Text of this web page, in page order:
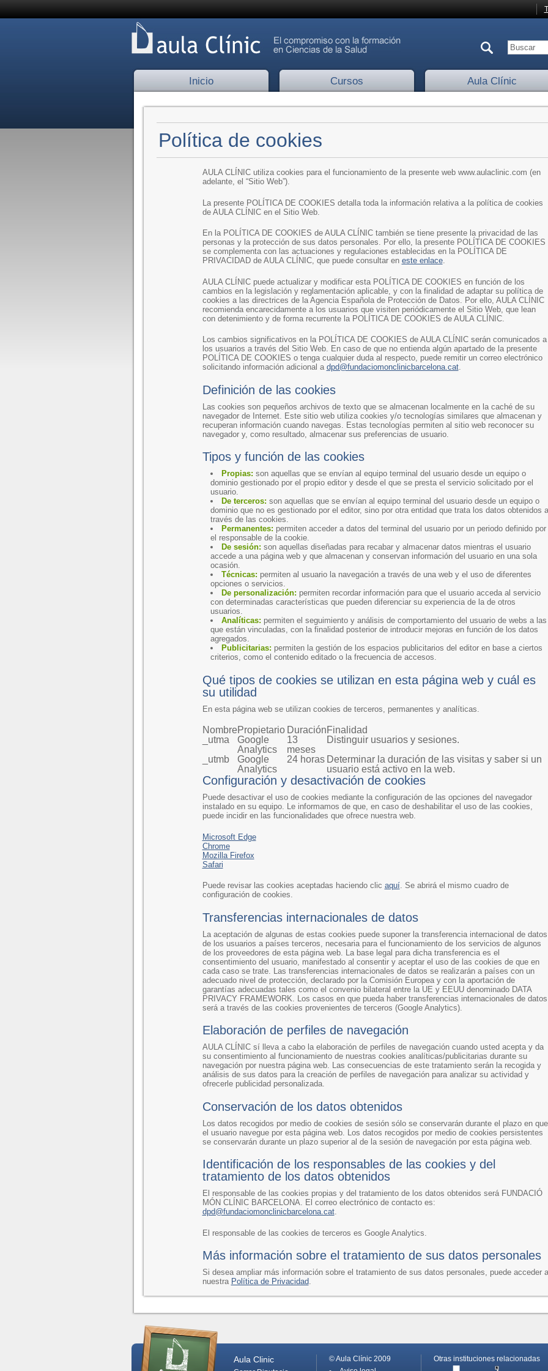
Inicio Cursos Aula Clínic
Política de cookies
AULA CLÍNIC utiliza cookies para el funcionamiento de la presente web www.aulaclinic.com (en
adelante, el “Sitio Web”).
La presente POLÍTICA DE COOKIES detalla toda la información relativa a la política de cookies
de AULA CLÍNIC en el Sitio Web.
En la POLÍTICA DE COOKIES de AULA CLÍNIC también se tiene presente la privacidad de las
personas y la protección de sus datos personales. Por ello, la presente POLÍTICA DE COOKIES
se complementa con las actuaciones y regulaciones establecidas en la POLÍTICA DE
PRIVACIDAD de AULA CLÍNIC, que puede consultar en este enlace.
AULA CLÍNIC puede actualizar y modificar esta POLÍTICA DE COOKIES en función de los
cambios en la legislación y reglamentación aplicable, y con la finalidad de adaptar su política de
cookies a las directrices de la Agencia Española de Protección de Datos. Por ello, AULA CLÍNIC
recomienda encarecidamente a los usuarios que visiten periódicamente el Sitio Web, que lean
con detenimiento y de forma recurrente la POLÍTICA DE COOKIES de AULA CLÍNIC.
Los cambios significativos en la POLÍTICA DE COOKIES de AULA CLÍNIC serán comunicados a
los usuarios a través del Sitio Web. En caso de que no entienda algún apartado de la presente
POLÍTICA DE COOKIES o tenga cualquier duda al respecto, puede remitir un correo electrónico
solicitando información adicional a dpd@fundaciomonclinicbarcelona.cat.
Definición de las cookies
Las cookies son pequeños archivos de texto que se almacenan localmente en la caché de su
navegador de Internet. Este sitio web utiliza cookies y/o tecnologías similares que almacenan y
recuperan información cuando navegas. Estas tecnologías permiten al sitio web reconocer su
navegador y, como resultado, almacenar sus preferencias de usuario.
Tipos y función de las cookies
Propias: son aquellas que se envían al equipo terminal del usuario desde un equipo o
dominio gestionado por el propio editor y desde el que se presta el servicio solicitado por el
usuario.
De terceros: son aquellas que se envían al equipo terminal del usuario desde un equipo o
dominio que no es gestionado por el editor, sino por otra entidad que trata los datos obtenidos a
través de las cookies.
Permanentes: permiten acceder a datos del terminal del usuario por un periodo definido por
el responsable de la cookie.
De sesión: son aquellas diseñadas para recabar y almacenar datos mientras el usuario
accede a una página web y que almacenan y conservan información del usuario en una sola
ocasión.
Técnicas: permiten al usuario la navegación a través de una web y el uso de diferentes
opciones o servicios.
De personalización: permiten recordar información para que el usuario acceda al servicio
con determinadas características que pueden diferenciar su experiencia de la de otros
usuarios.
Analíticas: permiten el seguimiento y análisis de comportamiento del usuario de webs a las
que están vinculadas, con la finalidad posterior de introducir mejoras en función de los datos
agregados.
Publicitarias: permiten la gestión de los espacios publicitarios del editor en base a ciertos
criterios, como el contenido editado o la frecuencia de accesos.
Qué tipos de cookies se utilizan en esta página web y cuál es
su utilidad
En esta página web se utilizan cookies de terceros, permanentes y analíticas.
NombrePropietario DuraciónFinalidad
_utma
Google
Analytics
13
meses
Distinguir usuarios y sesiones.
_utmb
Google
Analytics
24 horas Determinar la duración de las visitas y saber si un
usuario está activo en la web.
Configuración y desactivación de cookies
Puede desactivar el uso de cookies mediante la configuración de las opciones del navegador
instalado en su equipo. Le informamos de que, en caso de deshabilitar el uso de las cookies,
puede incidir en las funcionalidades que ofrece nuestra web.
Microsoft Edge
Chrome
Mozilla Firefox
Safari
Puede revisar las cookies aceptadas haciendo clic aquí. Se abrirá el mismo cuadro de
configuración de cookies.
Transferencias internacionales de datos
La aceptación de algunas de estas cookies puede suponer la transferencia internacional de datos
de los usuarios a países terceros, necesaria para el funcionamiento de los servicios de algunos
de los proveedores de esta página web. La base legal para dicha transferencia es el
consentimiento del usuario, manifestado al consentir y aceptar el uso de las cookies de que en
cada caso se trate. Las transferencias internacionales de datos se realizarán a países con un
adecuado nivel de protección, declarado por la Comisión Europea y con la aportación de
garantías adecuadas tales como el convenio bilateral entre la UE y EEUU denominado DATA
PRIVACY FRAMEWORK. Los casos en que pueda haber transferencias internacionales de datos
será a través de las cookies provenientes de terceros (Google Analytics).
Elaboración de perfiles de navegación
AULA CLÍNIC sí lleva a cabo la elaboración de perfiles de navegación cuando usted acepta y da
su consentimiento al funcionamiento de nuestras cookies analíticas/publicitarias durante su
navegación por nuestra página web. Las consecuencias de este tratamiento serán la recogida y
análisis de sus datos para la creación de perfiles de navegación para analizar su actividad y
ofrecerle publicidad personalizada.
Conservación de los datos obtenidos
Los datos recogidos por medio de cookies de sesión sólo se conservarán durante el plazo en que
el usuario navegue por esta página web. Los datos recogidos por medio de cookies persistentes
se conservarán durante un plazo superior al de la sesión de navegación por esta página web.
Identificación de los responsables de las cookies y del
tratamiento de los datos obtenidos
El responsable de las cookies propias y del tratamiento de los datos obtenidos será FUNDACIÓ
MÓN CLÍNIC BARCELONA. El correo electrónico de contacto es:
dpd@fundaciomonclinicbarcelona.cat.
El responsable de las cookies de terceros es Google Analytics.
Más información sobre el tratamiento de sus datos personales
Si desea ampliar más información sobre el tratamiento de sus datos personales, puede acceder a
nuestra Política de Privacidad.
Aula Clinic
© Aula Clínic 2009
Otras instituciones relacionadas